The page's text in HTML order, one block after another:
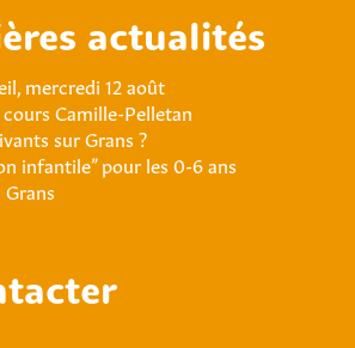
actualités
mercredi 12 août
Camille-Pelletan
sur Grans ?
infantile” pour les 0-6 ans
Grans